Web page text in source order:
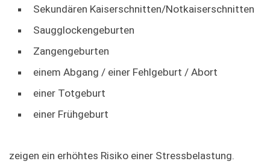
Sekundären Kaiserschnitten/Notkaiserschnitten
Saugglockengeburten
Zangengeburten
einem Abgang / einer Fehlgeburt / Abort
einer Totgeburt
einer Frühgeburt
zeigen ein erhöhtes Risiko einer Stressbelastung.